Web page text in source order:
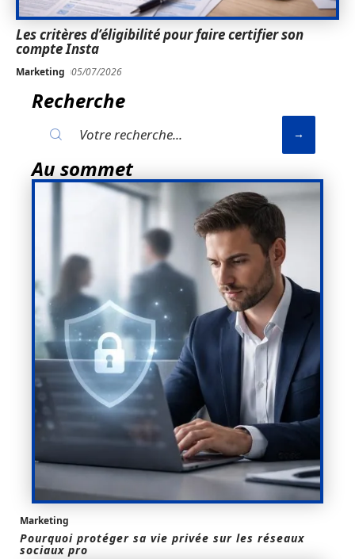
Les critères d’éligibilité pour faire certifier son
compte Insta
Marketing 05/07/2026
Recherche
Au sommet
Marketing
Pourquoi protéger sa vie privée sur les réseaux
sociaux pro